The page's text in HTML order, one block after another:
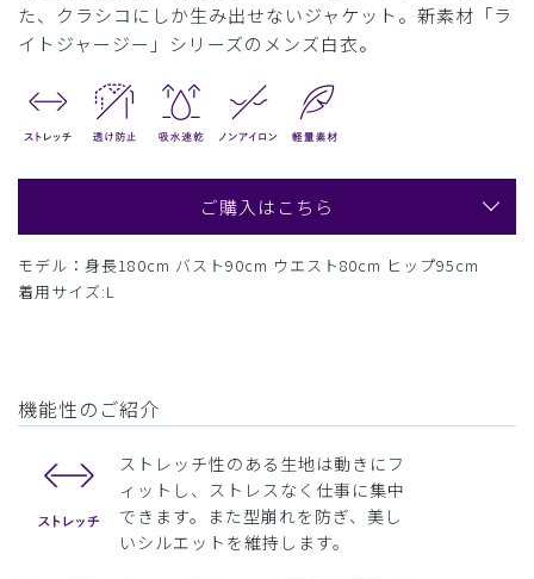
た、クラシコにしか生み出せないジャケット。新素材「ラ
イトジャージー」シリーズのメンズ白衣。
ご購入はこちら
モデル：身長180cm バスト90cm ウエスト80cm ヒップ95cm
着用サイズ:L
機能性のご紹介
ストレッチ性のある生地は動きにフ
ィットし、ストレスなく仕事に集中
できます。また型崩れを防ぎ、美し
いシルエットを維持します。